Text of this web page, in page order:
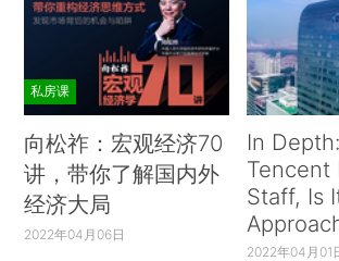
私房课
向松祚：宏观经济70
讲，带你了解国内外
经济大局
2022年04月06日
In
Tencent
Staff, Is
2022年04月01